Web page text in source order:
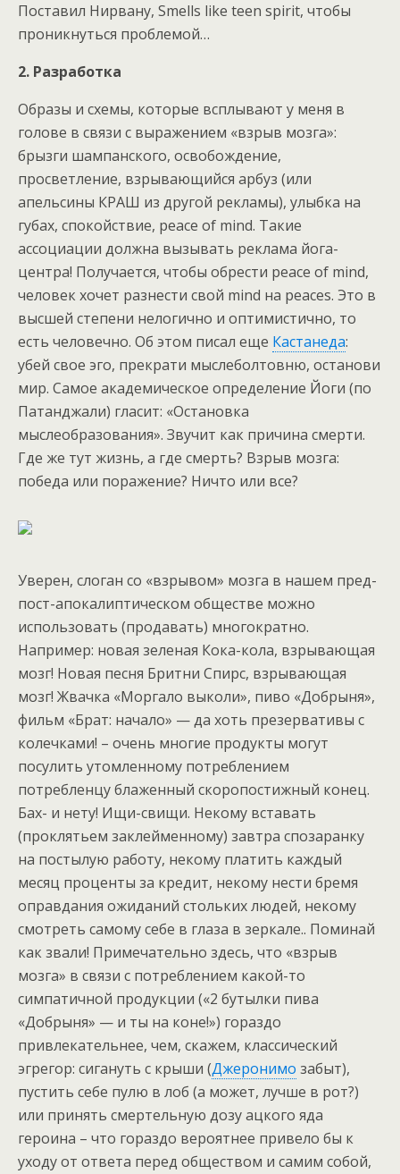
Поставил Нирвану, Smells like teen spirit, чтобы
проникнуться проблемой…
2. Разработка
Образы и схемы, которые всплывают у меня в
голове в связи с выражением «взрыв мозга»:
брызги шампанского, освобождение,
просветление, взрывающийся арбуз (или
апельсины КРАШ из другой рекламы), улыбка на
губах, спокойствие, peace of mind. Такие
ассоциации должна вызывать реклама йога-
центра! Получается, чтобы обрести peace of mind,
человек хочет разнести свой mind на peaces. Это в
высшей степени нелогично и оптимистично, то
есть человечно. Об этом писал еще Кастанеда:
убей свое эго, прекрати мыслеболтовню, останови
мир. Самое академическое определение Йоги (по
Патанджали) гласит: «Остановка
мыслеобразования». Звучит как причина смерти.
Где же тут жизнь, а где смерть? Взрыв мозга:
победа или поражение? Ничто или все?
Уверен, слоган со «взрывом» мозга в нашем пред-
пост-апокалиптическом обществе можно
использовать (продавать) многократно.
Например: новая зеленая Кока-кола, взрывающая
мозг! Новая песня Бритни Спирс, взрывающая
мозг! Жвачка «Моргало выколи», пиво «Добрыня»,
фильм «Брат: начало» — да хоть презервативы с
колечками! – очень многие продукты могут
посулить утомленному потреблением
потребленцу блаженный скоропостижный конец.
Бах- и нету! Ищи-свищи. Некому вставать
(проклятьем заклейменному) завтра спозаранку
на постылую работу, некому платить каждый
месяц проценты за кредит, некому нести бремя
оправдания ожиданий стольких людей, некому
смотреть самому себе в глаза в зеркале.. Поминай
как звали! Примечательно здесь, что «взрыв
мозга» в связи с потреблением какой-то
симпатичной продукции («2 бутылки пива
«Добрыня» — и ты на коне!») гораздо
привлекательнее, чем, скажем, классический
эгрегор: сигануть с крыши (Джеронимо забыт),
пустить себе пулю в лоб (а может, лучше в рот?)
или принять смертельную дозу ацкого яда
героина – что гораздо вероятнее привело бы к
уходу от ответа перед обществом и самим собой,